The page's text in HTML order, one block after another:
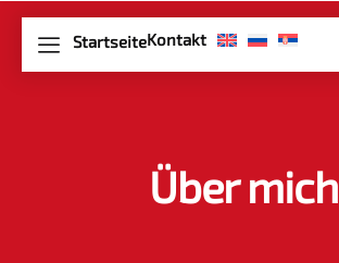
StartseiteKontakt
Über mich